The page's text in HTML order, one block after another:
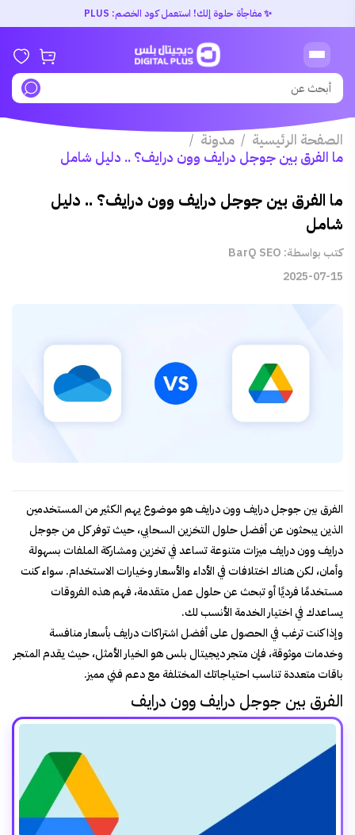
✨ مفاجأة حلوة إلك! استعمل كود الخصم: PLUS
الصفحة الرئيسية / مدونة /
ما الفرق بين جوجل درايف وون درايف؟ .. دليل شامل
ما الفرق بين جوجل درايف وون درايف؟ .. دليل
شامل
كتب بواسطة: BarQ SEO
2025-07-15
الفرق بين جوجل درايف وون درايف هو موضوع يهم الكثير من المستخدمين
الذين يبحثون عن أفضل حلول التخزين السحابي، حيث توفر كل من جوجل
درايف وون درايف ميزات متنوعة تساعد في تخزين ومشاركة الملفات بسهولة
وأمان، لكن هناك اختلافات في الأداء والأسعار وخيارات الاستخدام. سواء كنت
مستخدمًا فرديًا أو تبحث عن حلول عمل متقدمة، فهم هذه الفروقات
يساعدك في اختيار الخدمة الأنسب لك.
وإذا كنت ترغب في الحصول على أفضل اشتراكات درايف بأسعار منافسة
وخدمات موثوقة، فإن متجر ديجيتال بلس هو الخيار الأمثل، حيث يقدم المتجر
باقات متعددة تناسب احتياجاتك المختلفة مع دعم فني مميز.
الفرق بين جوجل درايف وون درايف